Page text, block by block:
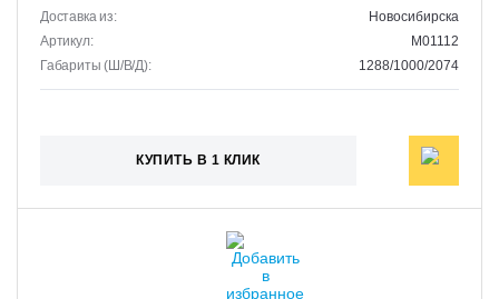
Доставка из:
Новосибирска
Артикул:
M01112
Габариты (Ш/В/Д):
1288/1000/2074
КУПИТЬ В 1 КЛИК